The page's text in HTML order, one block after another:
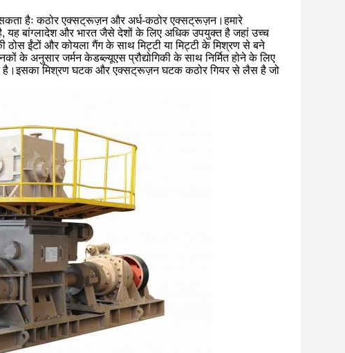
सकता हैः कठोर एक्सट्रूज़न और अर्ध-कठोर एक्सट्रूज़न।हमारे
यह बांग्लादेश और भारत जैसे देशों के लिए अधिक उपयुक्त है जहां उच्च
ठोस ईंटों और कोयला गैंग के साथ मिट्टी या मिट्टी के मिश्रण से बने
अनुसार जर्मन केडब्ल्यूएस प्रौद्योगिकी के साथ निर्मित होने के लिए
है।इसका मिश्रण घटक और एक्सट्रूज़न घटक कठोर गियर से लैस है जो